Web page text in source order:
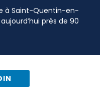
à Saint-Quentin-en-
près de 90